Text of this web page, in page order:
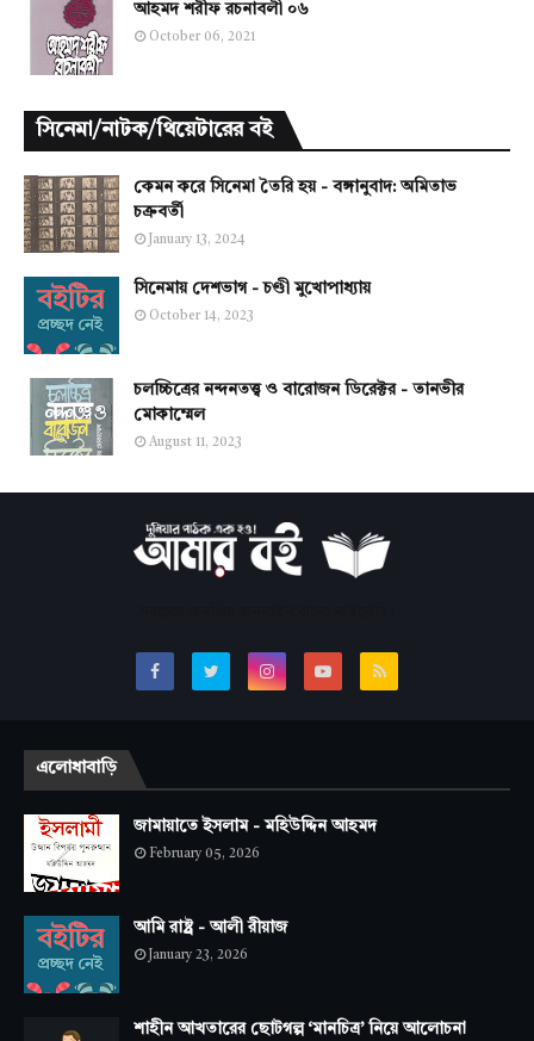
আহমদ শরীফ রচনাবলী ০৬
October 06, 2021
সিনেমা/নাটক/থিয়েটারের বই
কেমন করে সিনেমা তৈরি হয় - বঙ্গানুবাদ: অমিতাভ
চক্রবর্তী
January 13, 2024
সিনেমায় দেশভাগ - চণ্ডী মুখোপাধ্যায়
October 14, 2023
চলচ্চিত্রের নন্দনতত্ত্ব ও বারোজন ডিরেক্টর - তানভীর
মোকাম্মেল
August 11, 2023
এলোধাবাড়ি
জামায়াতে ইসলাম - মহিউদ্দিন আহমদ
February 05, 2026
আমি রাষ্ট্র - আলী রীয়াজ
January 23, 2026
শাহীন আখতারের ছোটগল্প ‘মানচিত্র’ নিয়ে আলোচনা